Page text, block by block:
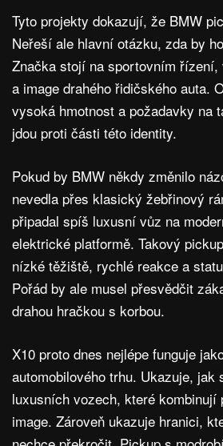
Tyto projekty dokazují, že BMW
Neřeší ale hlavní otázku, zda by
Značka stojí na sportovním
a image drahého řidičského auta.
vysoká hmotnost a požadavky na
jdou proti části této identity.
Pokud by BMW někdy změnilo
nevedla přes klasický žebřinový
připadal spíš luxusní vůz na
elektrické platformě. Takový
nízké těžiště, rychlé reakce a
Pořád by ale musel přesvědčit
drahou hračkou s korbou.
X10 proto dnes nejlépe funguje
automobilového trhu. Ukazuje, jak
luxusních vozech, které
image. Zároveň ukazuje hranici,